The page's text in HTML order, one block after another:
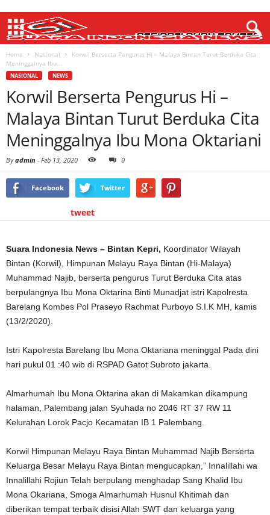
Home Nasional
Korwil Berserta Pengurus Hi – Malaya Bintan Turut Berduka Cita
Meninggalnya Ibu...
NASIONAL NEWS
Korwil Berserta Pengurus Hi –
Malaya Bintan Turut Berduka Cita
Meninggalnya Ibu Mona Oktariani
Byadmin - Feb 13, 2020 0
Facebook Twitter
tweet
Suara Indonesia News – Bintan Kepri, Koordinator Wilayah
Bintan (Korwil), Himpunan Melayu Raya Bintan (Hi-Malaya)
Muhammad Najib, berserta pengurus Turut Berduka Cita atas
berpulangnya Ibu Mona Oktarina Binti Munadjat istri Kapolresta
Barelang Kombes Pol Praseyo Rachmat Purboyo S.I.K MH, kamis
(13/2/2020).
Istri Kapolresta Barelang Ibu Mona Oktariana meninggal Pada dini
hari pukul 01 :40 wib di RSPAD Gatot Subroto jakarta.
Almarhumah Ibu Mona Oktarina akan di Makamkan dikampung
halaman, Palembang jalan Syuhada no 2046 RT 37 RW 11
Kelurahan Lorok Pacjo Kecamatan IB 1 Palembang.
Korwil Himpunan Melayu Raya Bintan Muhammad Najib Berserta
Keluarga Besar Melayu Raya Bintan mengucapkan,” Innalillahi wa
Innalillahi Rojiun Telah berpulang menghadap Sang Khalid Ibu
Mona Okariana, Smoga Almarhumah Husnul Khitimah dan
diberikan tempat terbaik disisi Allah SWT dan keluarga yang